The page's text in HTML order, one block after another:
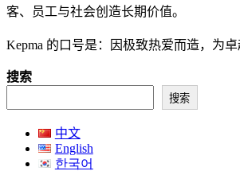
客、员工与社会创造长期价值。
Kepma 的口号是：因极致热爱而造，为
搜索
搜索
中文
English
한국어